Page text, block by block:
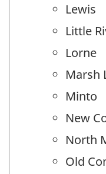
Lewis
Little
Lorne
Marsh
Minto
New
North
Old